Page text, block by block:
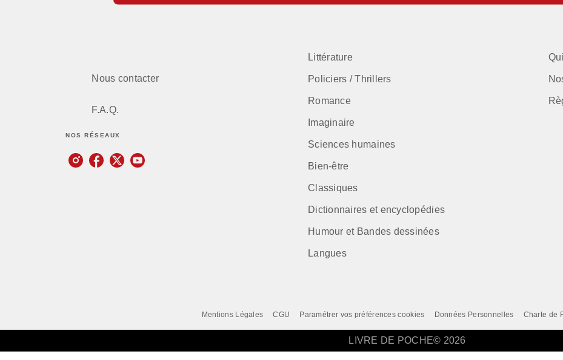
Nous contacter
F.A.Q.
NOS RÉSEAUX
Littérature
Policiers / Thrillers
Romance
Imaginaire
Sciences humaines
Bien-être
Classiques
Dictionnaires et encyclopédies
Humour et Bandes dessinées
Langues
Mentions Légales CGU Paramétrer vos préférences cookies Données Personnelles Charte de
LIVRE DE POCHE© 2026